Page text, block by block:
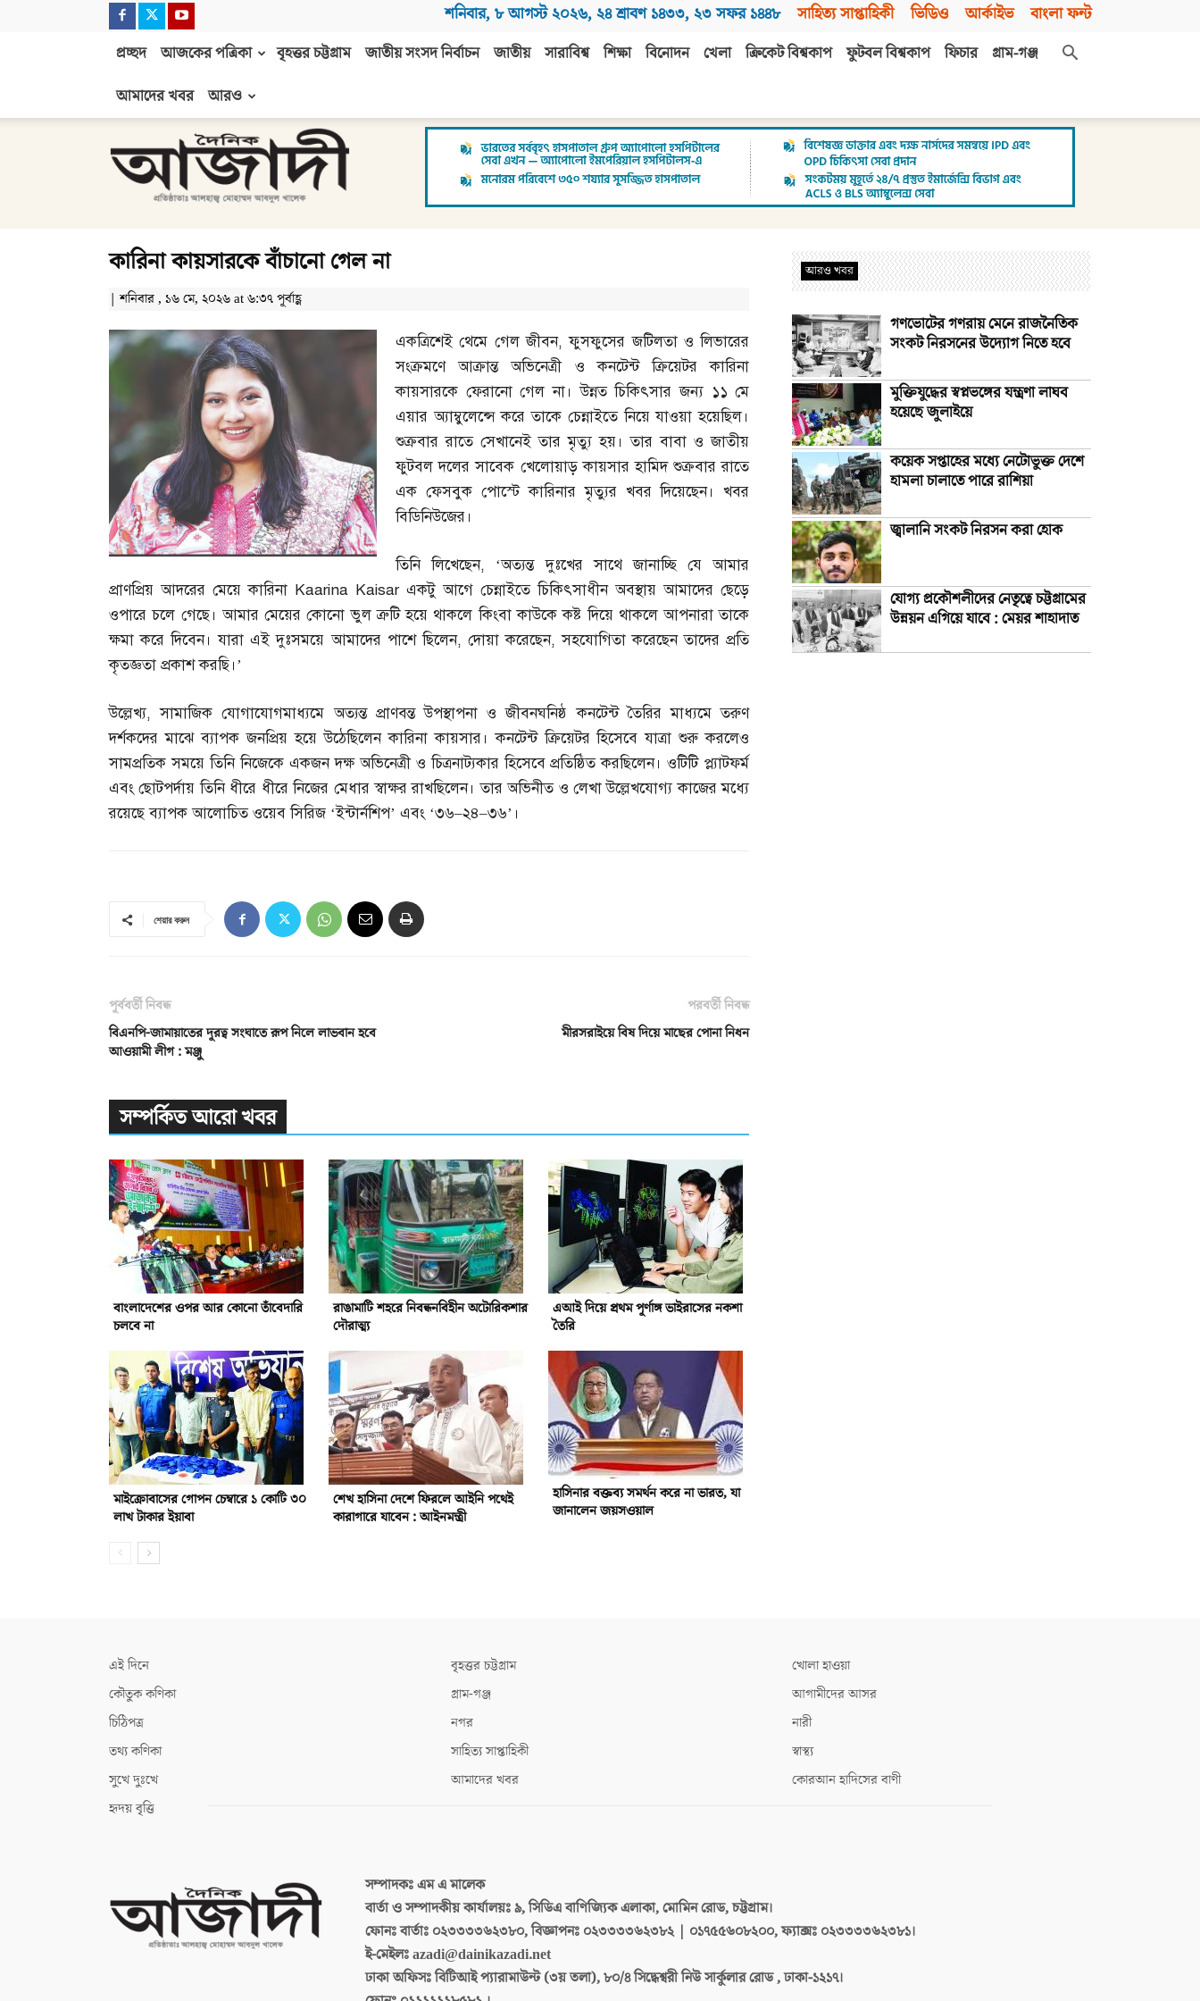
শনিবার, ৮ আগস্ট ২০২৬, ২৪ শ্রাবণ ১৪৩৩, ২৩ সফর ১৪৪৮ সাহিত্য সাপ্তাহিকী ভিডিও আর্কাইভ বাংলা ফন্ট
প্রচ্ছদ আজকের পত্রিকা বৃহত্তর চট্টগ্রাম জাতীয় সংসদ নির্বাচন জাতীয় সারাবিশ্ব শিক্ষা বিনোদন খেলা ক্রিকেট বিশ্বকাপ ফুটবল বিশ্বকাপ ফিচার
গ্রাম-গঞ্জ
আমাদের খবর
আরও
আজাদী
কারিনা কায়সারকে বাঁচানো গেল না
| শনিবার , ১৬ মে, ২০২৬ at ৬:৩৭ পূর্বাহ্ণ
একত্রিশেই থেমে গেল জীবন,ফুসফুসের জটিলতা ও লিভারের
সংক্রমণে আক্রান্ত অভিনেত্রী ও কনটেন্ট ক্রিয়েটর কারিনা
কায়সারকে ফেরানো গেল না। উন্নত চিকিৎসার জন্য ১১ মে
এয়ার অ্যাম্বুলেন্সে করে তাকে চেন্নাইতে নিয়ে যাওয়া হয়েছিল।
শুক্রবার রাতে সেখানেই তার মৃত্যু হয়। তার বাবা ও জাতীয়
ফুটবল দলের সাবেক খেলোয়াড় কায়সার হামিদ শুক্রবার রাতে
এক ফেসবুক পোস্টে কারিনার মৃত্যুর খবর দিয়েছেন। খবর
বিডিনিউজের।
তিনি লিখেছেন, ‘অত্যন্ত দুঃখের সাথে জানাচ্ছি যে আমার
প্রাণপ্রিয় আদরের মেয়ে কারিনা Kaarina Kaisar একটু আগে চেন্নাইতে চিকিৎসাধীন অবস্থায় আমাদের ছেড়ে
ওপারে চলে গেছে। আমার মেয়ের কোনো ভুল ত্রুটি হয়ে থাকলে কিংবা কাউকে কষ্ট দিয়ে থাকলে আপনারা তাকে
ক্ষমা করে দিবেন। যারা এই দুঃসময়ে আমাদের পাশে ছিলেন, দোয়া করেছেন,সহযোগিতা করেছেন তাদের প্রতি
কৃতজ্ঞতা প্রকাশ করছি।’
উল্লেখ্য,সামাজিক যোগাযোগমাধ্যমে অত্যন্ত প্রাণবন্ত উপস্থাপনা ও জীবনঘনিষ্ঠ কনটেন্ট তৈরির মাধ্যমে তরুণ
দর্শকদের মাঝে ব্যাপক জনপ্রিয় হয়ে উঠেছিলেন কারিনা কায়সার। কনটেন্ট ক্রিয়েটর হিসেবে যাত্রা শুরু করলেও
সামপ্রতিক সময়ে তিনি নিজেকে একজন দক্ষ অভিনেত্রী ও চিত্রনাট্যকার হিসেবে প্রতিষ্ঠিত করছিলেন। ওটিটি প্ল্যাটফর্ম
এবং ছোটপর্দায় তিনি ধীরে ধীরে নিজের মেধার স্বাক্ষর রাখছিলেন। তার অভিনীত ও লেখা উল্লেখযোগ্য কাজের মধ্যে
রয়েছে ব্যাপক আলোচিত ওয়েব সিরিজ ‘ইন্টার্নশিপ’ এবং ‘৩৬–২৪–৩৬’।
শেয়ার করুন
পূর্ববর্তী নিবন্ধ
বিএনপি-জামায়াতের দূরত্ব সংঘাতে রূপ নিলে লাভবান হবে
আওয়ামী লীগ : মঞ্জু
পরবর্তী নিবন্ধ
মীরসরাইয়ে বিষ দিয়ে মাছের পোনা নিধন
সম্পর্কিত আরো খবর
বাংলাদেশের ওপর আর কোনো তাঁবেদারি
চলবে না
রাঙামাটি শহরে নিবন্ধনবিহীন অটোরিকশার
দৌরাত্ম্য
এআই দিয়ে প্রথম পূর্ণাঙ্গ ভাইরাসের নকশা
তৈরি
মাইক্রোবাসের গোপন চেম্বারে ১ কোটি ৩০
লাখ টাকার ইয়াবা
শেখ হাসিনা দেশে ফিরলে আইনি পথেই
কারাগারে যাবেন : আইনমন্ত্রী
হাসিনার বক্তব্য সমর্থন করে না ভারত, যা
জানালেন জয়সওয়াল
আরও খবর
গণভোটের গণরায় মেনে রাজনৈতিক
সংকট নিরসনের উদ্যোগ নিতে হবে
মুক্তিযুদ্ধের স্বপ্নভঙ্গের যন্ত্রণা লাঘব
হয়েছে জুলাইয়ে
কয়েক সপ্তাহের মধ্যে নেটোভুক্ত দেশে
হামলা চালাতে পারে রাশিয়া
জ্বালানি সংকট নিরসন করা হোক
যোগ্য প্রকৌশলীদের নেতৃত্বে চট্টগ্রামের
উন্নয়ন এগিয়ে যাবে : মেয়র শাহাদাত
এই দিনে
কৌতুক কণিকা
চিঠিপত্র
তথ্য কণিকা
সুখে দুঃখে
হৃদয় বৃত্তি
বৃহত্তর চট্টগ্রাম
গ্রাম-গঞ্জ
নগর
সাহিত্য সাপ্তাহিকী
আমাদের খবর
খোলা হাওয়া
আগামীদের আসর
নারী
স্বাস্থ্য
কোরআন হাদিসের বাণী
সম্পাদকঃএম এ মালেক
বার্তা ও সম্পাদকীয় কার্যালয়ঃ৯, সিডিএ বাণিজ্যিক এলাকা, মোমিন রোড, চট্টগ্রাম।
ফোনঃ বার্তাঃ ০২৩৩৩৩৬২৩৮০, বিজ্ঞাপনঃ ০২৩৩৩৩৬২৩৮২ | ০১৭৫৫৬০৮২০০, ফ্যাক্সঃ ০২৩৩৩৩৬২৩৮১।
ই-মেইলঃazadi@dainikazadi.net
ঢাকা অফিসঃবিটিআই প্যারামাউন্ট (৩য় তলা), ৮০/৪ সিদ্ধেশ্বরী নিউ সার্কুলার রোড , ঢাকা-১২১৭।